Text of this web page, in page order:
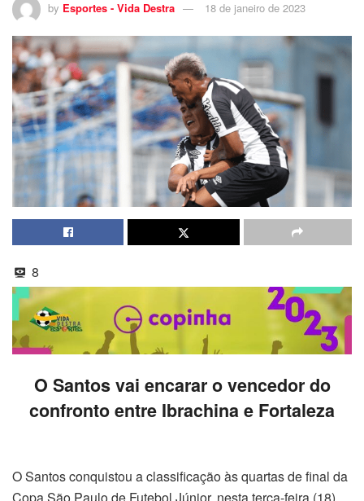
by Esportes - Vida Destra 18 de janeiro de 2023
8
O Santos vai encarar o vencedor do
confronto entre Ibrachina e Fortaleza
O Santos conquistou a classificação às quartas de final da
Copa São Paulo de Futebol Júnior, nesta terça-feira (18)